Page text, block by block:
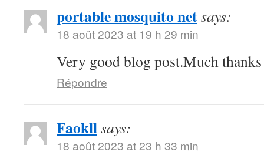
portable mosquito netsays:
18 août 2023 at 19 h 29 min
Very good blog post.Much
Répondre
Faokllsays:
18 août 2023 at 23 h 33 min